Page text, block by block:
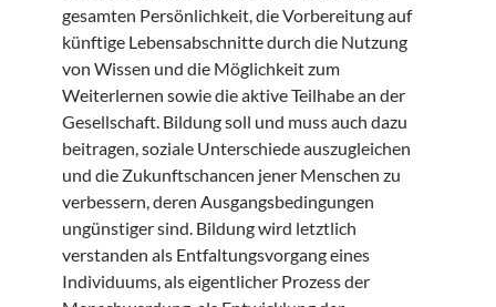
gesamten Persönlichkeit, die Vorbereitung auf
künftige Lebensabschnitte durch die Nutzung
von Wissen und die Möglichkeit zum
Weiterlernen sowie die aktive Teilhabe an der
Gesellschaft. Bildung soll und muss auch dazu
beitragen, soziale Unterschiede auszugleichen
und die Zukunftschancen jener Menschen zu
verbessern, deren Ausgangsbedingungen
ungünstiger sind. Bildung wird letztlich
verstanden als Entfaltungsvorgang eines
Individuums, als eigentlicher Prozess der